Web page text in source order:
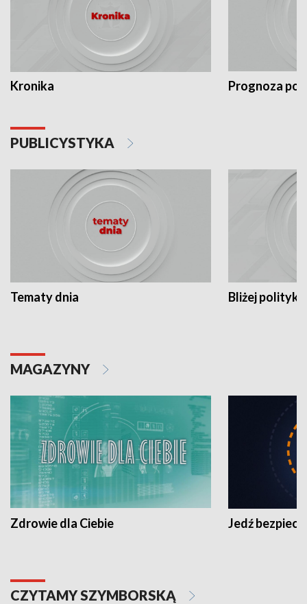
Kronika Prognoza
PUBLICYSTYKA
Tematy dnia Bliżej polityki
MAGAZYNY
Zdrowie dla Ciebie Jedź
CZYTAMY SZYMBORSKĄ